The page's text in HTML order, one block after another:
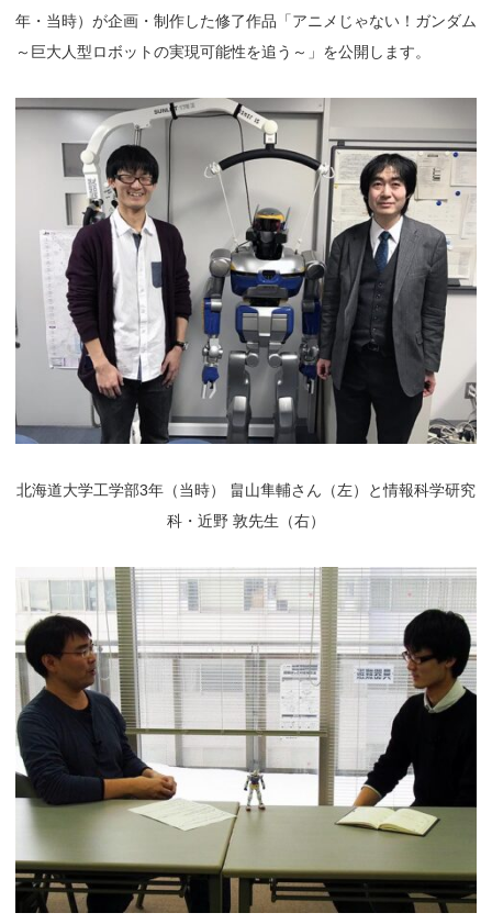
年・当時）が企画・制作した修了作品「アニメじゃない！ガンダム
～巨大人型ロボットの実現可能性を追う～」を公開します。
北海道大学工学部3年（当時） 畠山隼輔さん（左）と情報科学研究
科・近野 敦先生（右）